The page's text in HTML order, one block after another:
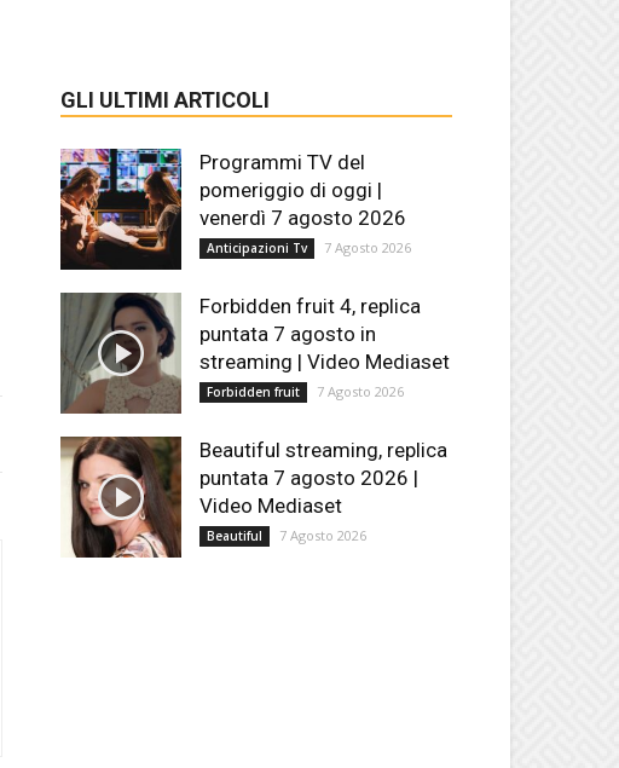
GLI ULTIMI ARTICOLI
Programmi TV del
pomeriggio di oggi |
venerdì 7 agosto 2026
Anticipazioni Tv 7 Agosto 2026
Forbidden fruit 4, replica
puntata 7 agosto in
streaming | Video Mediaset
Forbidden fruit 7 Agosto 2026
Beautiful streaming, replica
puntata 7 agosto 2026 |
Video Mediaset
Beautiful 7 Agosto 2026